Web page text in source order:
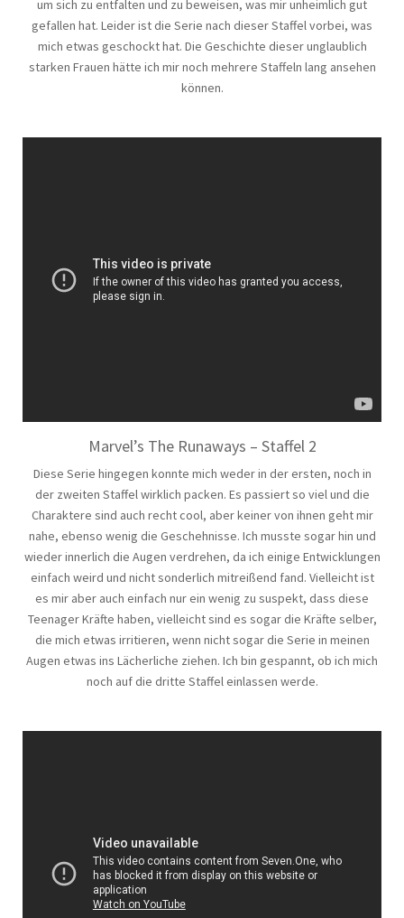
um sich zu entfalten und zu beweisen, was mir unheimlich gut
gefallen hat. Leider ist die Serie nach dieser Staffel vorbei, was
mich etwas geschockt hat. Die Geschichte dieser unglaublich
starken Frauen hätte ich mir noch mehrere Staffeln lang ansehen
können.
Marvel’s The Runaways – Staffel 2
Diese Serie hingegen konnte mich weder in der ersten, noch in
der zweiten Staffel wirklich packen. Es passiert so viel und die
Charaktere sind auch recht cool, aber keiner von ihnen geht mir
nahe, ebenso wenig die Geschehnisse. Ich musste sogar hin und
wieder innerlich die Augen verdrehen, da ich einige Entwicklungen
einfach weird und nicht sonderlich mitreißend fand. Vielleicht ist
es mir aber auch einfach nur ein wenig zu suspekt, dass diese
Teenager Kräfte haben, vielleicht sind es sogar die Kräfte selber,
die mich etwas irritieren, wenn nicht sogar die Serie in meinen
Augen etwas ins Lächerliche ziehen. Ich bin gespannt, ob ich mich
noch auf die dritte Staffel einlassen werde.